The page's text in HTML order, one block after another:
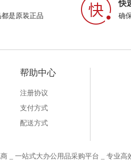
是原装正品
快
确
帮助中心
注册协议
支付方式
配送方式
_ 一站式大办公用品采购平台 _ 专业